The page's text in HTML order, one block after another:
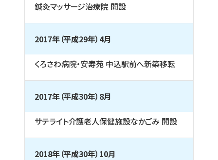
鍼灸マッサージ治療院 開設
2017年（平成29年）4月
くろさわ病院・安寿苑 中込駅前へ新築移転
2017年（平成30年）8月
サテライト介護老人保健施設なかごみ 開設
2018年（平成30年）10月